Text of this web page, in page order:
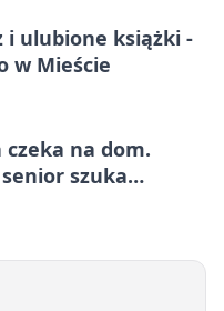
i ulubione książki -
w Mieście
na dom.
szuka